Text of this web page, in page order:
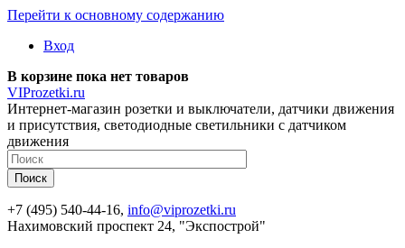
Перейти к основному содержанию
Вход
В корзине пока нет товаров
VIProzetki.ru
Интернет-магазин розетки и выключатели, датчики движения
и присутствия, светодиодные светильники с датчиком
движения
+7 (495) 540-44-16, info@viprozetki.ru
Нахимовский проспект 24, "Экспострой"